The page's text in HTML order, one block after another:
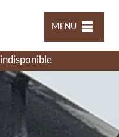
MENU
indisponible